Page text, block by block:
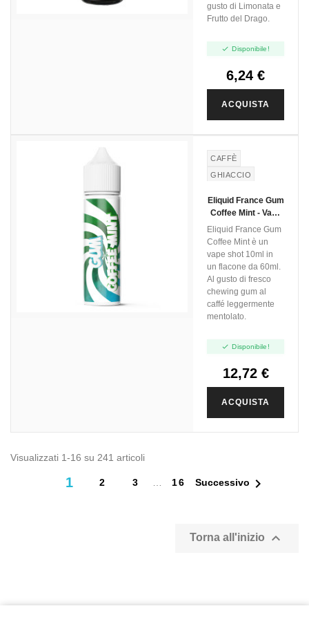
gusto di Limonata e
Frutto del Drago.
 Disponibile!
6,24 €
ACQUISTA
CAFFÈ
GHIACCIO
GOMMA DA
Eliquid France Gum
Coffee Mint - Vape
Shot - 10ml
Eliquid France Gum
Coffee Mint è un
vape shot 10ml in
un flacone da 60ml.
Al gusto di fresco
chewing gum al
caffé leggermente
mentolato.
 Disponibile!
12,72 €
ACQUISTA
Visualizzati 1-16 su 241 articoli
1 2 3 … 16 Successivo 
Torna all'inizio 